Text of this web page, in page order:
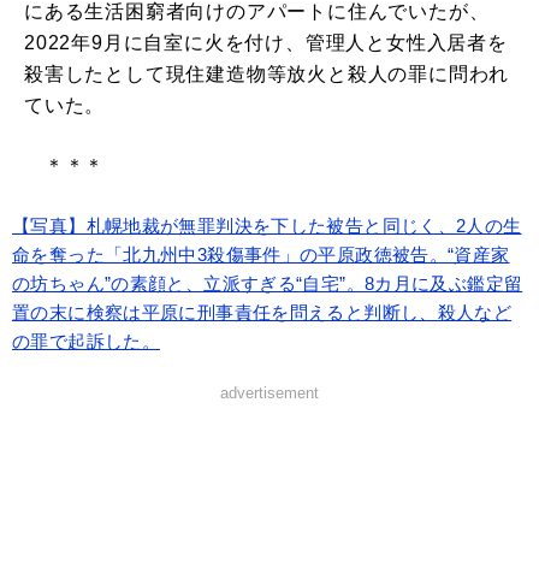
にある生活困窮者向けのアパートに住んでいたが、
2022年9月に自室に火を付け、管理人と女性入居者を
殺害したとして現住建造物等放火と殺人の罪に問われ
ていた。
＊＊＊
【写真】札幌地裁が無罪判決を下した被告と同じく、2人の生
命を奪った「北九州中3殺傷事件」の平原政徳被告。“資産家
の坊ちゃん”の素顔と、立派すぎる“自宅”。8カ月に及ぶ鑑定留
置の末に検察は平原に刑事責任を問えると判断し、殺人など
の罪で起訴した。
advertisement